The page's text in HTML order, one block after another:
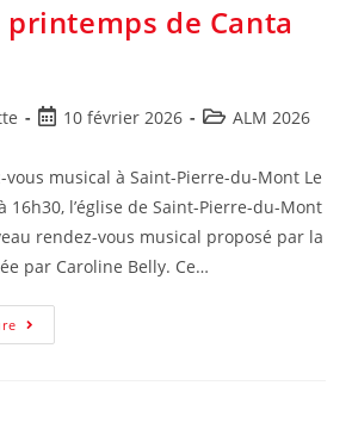
de Canta
10 février 2026 ALM 2026
musical à Saint-Pierre-du-Mont Le
16h30, l’église de Saint-Pierre-du-Mont
rendez-vous musical proposé par la
par Caroline Belly. Ce…